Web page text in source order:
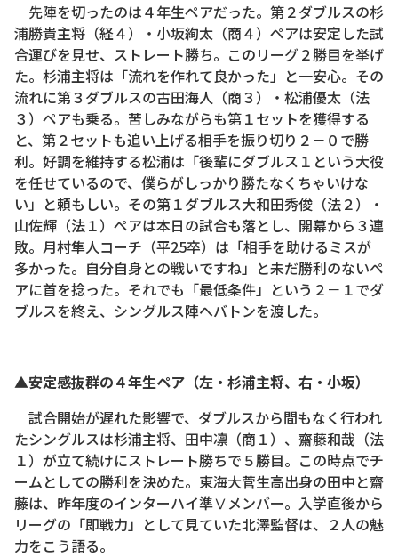
先陣を切ったのは４年生ペアだった。第２ダブルスの杉
浦勝貴主将（経４）・小坂絢太（商４）ペアは安定した試
合運びを見せ、ストレート勝ち。このリーグ２勝目を挙げ
た。杉浦主将は「流れを作れて良かった」と一安心。その
流れに第３ダブルスの古田海人（商３）・松浦優太（法
３）ペアも乗る。苦しみながらも第１セットを獲得する
と、第２セットも追い上げる相手を振り切り２－０で勝
利。好調を維持する松浦は「後輩にダブルス１という大役
を任せているので、僕らがしっかり勝たなくちゃいけな
い」と頼もしい。その第１ダブルス大和田秀俊（法２）・
山佐輝（法１）ペアは本日の試合も落とし、開幕から３連
敗。月村隼人コーチ（平25卒）は「相手を助けるミスが
多かった。自分自身との戦いですね」と未だ勝利のないペ
アに首を捻った。それでも「最低条件」という２－１でダ
ブルスを終え、シングルス陣へバトンを渡した。
▲安定感抜群の４年生ペア（左・杉浦主将、右・小坂）
試合開始が遅れた影響で、ダブルスから間もなく行われ
たシングルスは杉浦主将、田中凛（商１）、齋藤和哉（法
１）が立て続けにストレート勝ちで５勝目。この時点でチ
ームとしての勝利を決めた。東海大菅生高出身の田中と齋
藤は、昨年度のインターハイ準Ⅴメンバー。入学直後から
リーグの「即戦力」として見ていた北澤監督は、２人の魅
力をこう語る。